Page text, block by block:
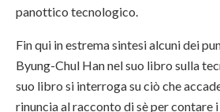
panottico tecnologico.
Fin qui in estrema sintesi alcuni dei
Byung-Chul Han nel suo libro sulla
suo libro si interroga su ciò che
rinuncia al racconto di sè per contare i